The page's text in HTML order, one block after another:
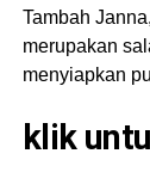
Tambah
merupakan
menyiapkan
klik